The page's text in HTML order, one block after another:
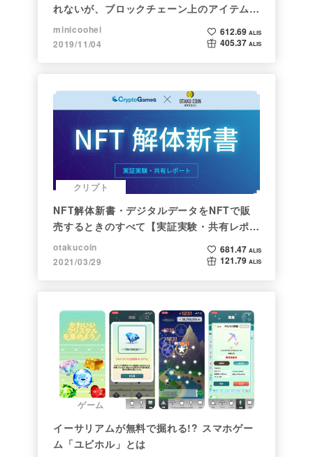
れないが、ブロックチェーン上のアイテムは
新しい形の投資になる。(読了:５分)
minicoohei
2019/11/04
612.69 ALIS
405.37 ALIS
クリプト
NFT解体新書・デジタルデータをNFTで販
売するときのすべて【実証実験・共有レポー
ト】
otakucoin
2021/03/29
681.47 ALIS
121.79 ALIS
ゲーム
イーサリアムが無料で掘れる!? スマホゲー
ム「ユビホル」とは